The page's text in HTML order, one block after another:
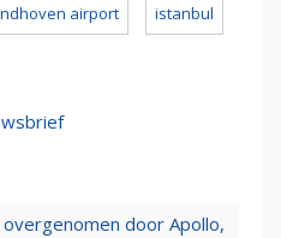
airport istanbul
door Apollo,